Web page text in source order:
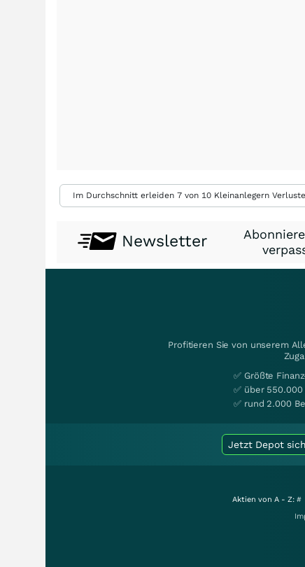
Im Durchschnitt erleiden 7 von 10 Kleinanlegern
Newsletter
Profitieren Sie von unserem
✅ Größte
✅ über
✅ rund 2.000
Jetzt Depot
Aktien von A - Z: #